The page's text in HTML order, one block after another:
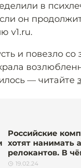
в
он
v1.ru.
и повезло со
— читайте
Российские
хотят нанимать
релокантов. В
19.02.24